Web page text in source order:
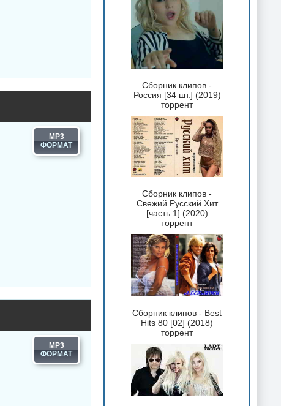
MP3
MP3
Сборник клипов -
Россия [34 шт.] (2019)
торрент
Сборник клипов -
Свежий Русский Хит
[часть 1] (2020)
торрент
Сборник клипов - Best
Hits 80 [02] (2018)
торрент